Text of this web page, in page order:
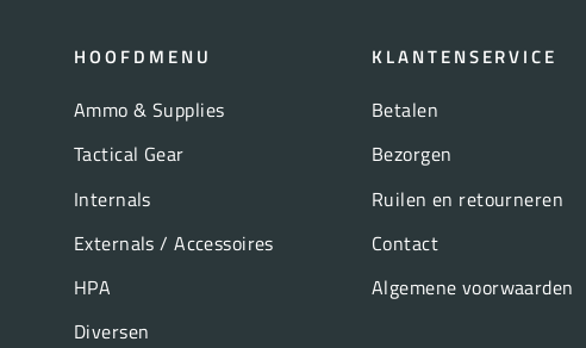
HOOFDMENU
Ammo & Supplies
Tactical Gear
Internals
Externals / Accessoires
HPA
Diversen
KLANTENSERVICE
Betalen
Bezorgen
Ruilen en retourneren
Contact
Algemene voorwaarden